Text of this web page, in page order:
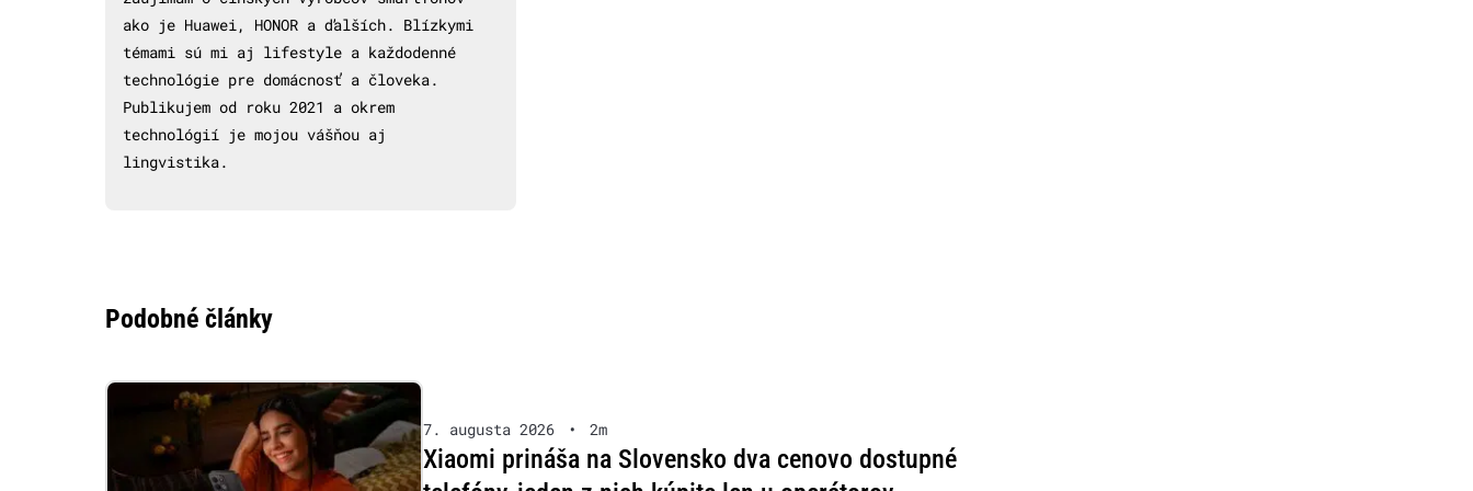
ako je Huawei, HONOR a ďalších. Blízkymi
témami sú mi aj lifestyle a každodenné
technológie pre domácnosť a človeka.
Publikujem od roku 2021 a okrem
technológií je mojou vášňou aj
lingvistika.
Podobné články
7. augusta 2026 • 2m
Xiaomi prináša na Slovensko dva cenovo dostupné